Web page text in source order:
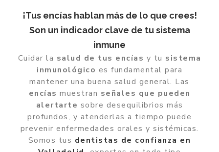
¡Tus encías hablan más de lo que crees!
Son un indicador clave de tu sistema
inmune
Cuidar la salud de tus encías y tu sistema
inmunológico es fundamental para
mantener una buena salud general. Las
encías muestran señales que pueden
alertarte sobre desequilibrios más
profundos, y atenderlas a tiempo puede
prevenir enfermedades orales y sistémicas.
Somos tus dentistas de confianza en